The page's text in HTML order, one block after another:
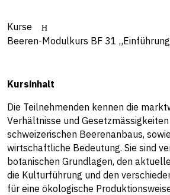
Kurse
Beeren-Modulkurs BF 31
Kursinhalt
Die Teilnehmenden kennen die
Verhältnisse und
schweizerischen Beerenanbaus,
wirtschaftliche Bedeutung. Sie sind
botanischen Grundlagen, den
die Kulturführung und den
für eine ökologische